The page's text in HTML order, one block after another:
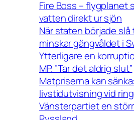
Fire Boss – flygplanet
vatten direkt ur sjön
När staten började slå
minskar gängvåldet i
Ytterligare en
MP. ”Tar det aldrig slut”
Matpriserna kan
livstidutvisning vid
Vänsterpartiet en